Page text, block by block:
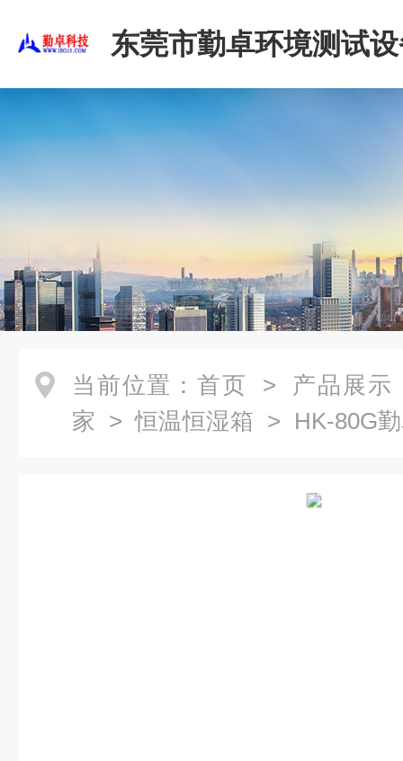
东莞市勤卓环境测试
公司
当前位置： 首页 > 产品展示
家 >恒温恒湿箱 > HK-80G